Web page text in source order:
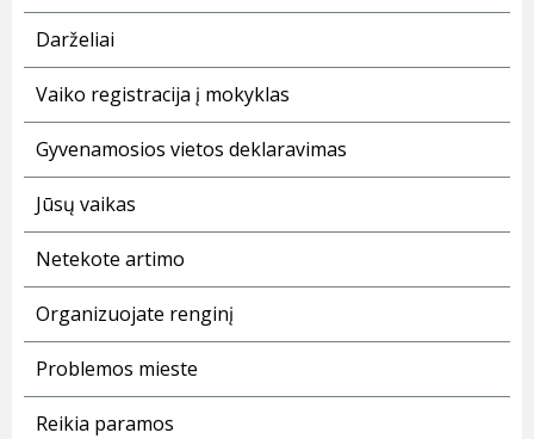
Darželiai
Vaiko registracija į mokyklas
Gyvenamosios vietos deklaravimas
Jūsų vaikas
Netekote artimo
Organizuojate renginį
Problemos mieste
Reikia paramos